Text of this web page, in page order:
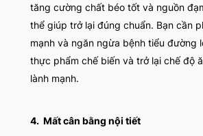
tăng cường chất béo tốt và nguồn
thể giúp trở lại đúng chuẩn. Bạn cần
mạnh và ngăn ngừa bệnh tiểu đường
thực phẩm chế biến và trở lại chế độ
lành mạnh.
4. Mất cân bằng nội tiết